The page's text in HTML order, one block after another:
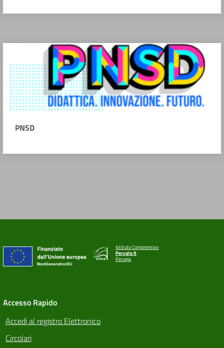
PNSD
Istituto Comprensivo
Perugia 9
Perugia
Accesso Rapido
Accedi al registro Elettronico
Circolari